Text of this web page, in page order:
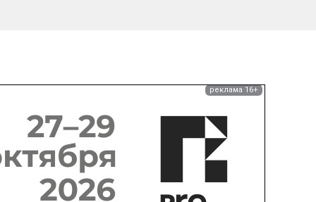
реклама 16+